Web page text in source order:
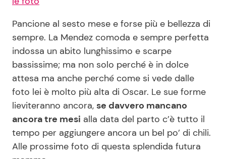
Contattaci
Pubblicità
Privacy Policy
Pancione al sesto mese e forse più e bellezza di
sempre. La Mendez comoda e sempre perfetta
indossa un abito lunghissimo e scarpe
bassissime; ma non solo perché è in dolce
attesa ma anche perché come si vede dalle
foto lei è molto più alta di Oscar. Le sue forme
lieviteranno ancora, se davvero mancano
ancora tre mesi alla data del parto c’è tutto il
tempo per aggiungere ancora un bel po’ di chili.
Alle prossime foto di questa splendida futura